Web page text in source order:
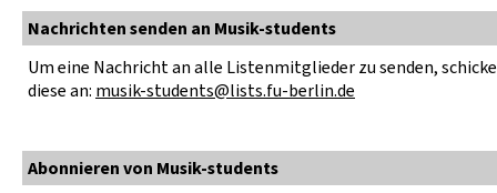
Nachrichten senden an Musik-students
Um eine Nachricht an alle Listenmitglieder zu senden,
diese an: musik-students@lists.fu-berlin.de
Abonnieren von Musik-students